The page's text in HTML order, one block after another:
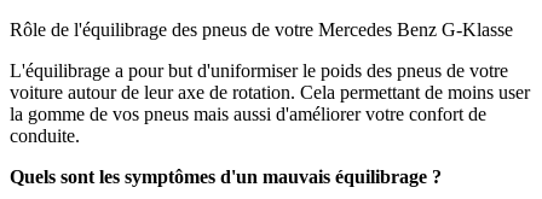
Rôle de l'équilibrage des pneus de votre Mercedes Benz G-Klasse
L'équilibrage a pour but d'uniformiser le poids des pneus de votre
voiture autour de leur axe de rotation. Cela permettant de moins user
la gomme de vos pneus mais aussi d'améliorer votre confort de
conduite.
Quels sont les symptômes d'un mauvais équilibrage ?